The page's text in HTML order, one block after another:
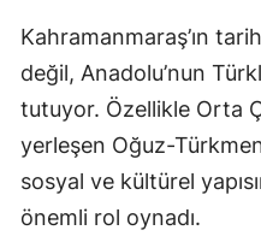
Kahramanmaraş’ın
değil, Anadolu’nun
tutuyor. Özellikle Orta
yerleşen Oğuz-
sosyal ve kültürel
önemli rol oynadı.